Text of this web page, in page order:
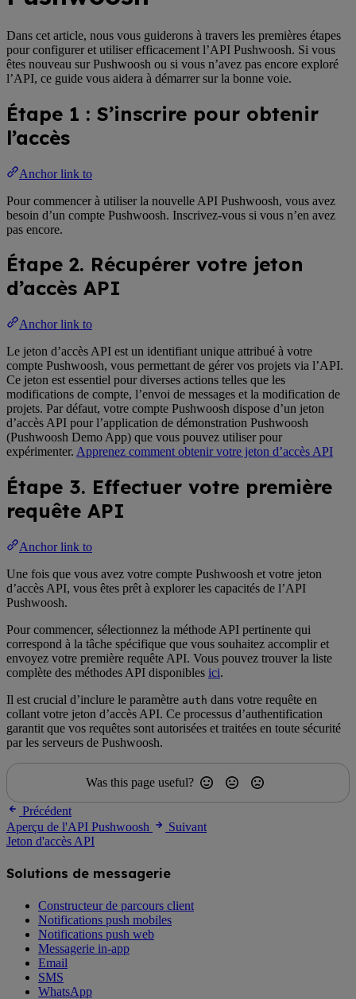
Dans cet article, nous vous guiderons à travers les premières étapes
pour configurer et utiliser efficacement l’API Pushwoosh. Si vous
êtes nouveau sur Pushwoosh ou si vous n’avez pas encore exploré
l’API, ce guide vous aidera à démarrer sur la bonne voie.
Étape 1 : S’inscrire pour obtenir
l’accès
Anchor link to
Pour commencer à utiliser la nouvelle API Pushwoosh, vous avez
besoin d’un compte Pushwoosh. Inscrivez-vous si vous n’en avez
pas encore.
Étape 2. Récupérer votre jeton
d’accès API
Anchor link to
Le jeton d’accès API est un identifiant unique attribué à votre
compte Pushwoosh, vous permettant de gérer vos projets via l’API.
Ce jeton est essentiel pour diverses actions telles que les
modifications de compte, l’envoi de messages et la modification de
projets. Par défaut, votre compte Pushwoosh dispose d’un jeton
d’accès API pour l’application de démonstration Pushwoosh
(Pushwoosh Demo App) que vous pouvez utiliser pour
expérimenter. Apprenez comment obtenir votre jeton d’accès API
Étape 3. Effectuer votre première
requête API
Anchor link to
Une fois que vous avez votre compte Pushwoosh et votre jeton
d’accès API, vous êtes prêt à explorer les capacités de l’API
Pushwoosh.
Pour commencer, sélectionnez la méthode API pertinente qui
correspond à la tâche spécifique que vous souhaitez accomplir et
envoyez votre première requête API. Vous pouvez trouver la liste
complète des méthodes API disponibles ici.
Il est crucial d’inclure le paramètre auth dans votre requête en
collant votre jeton d’accès API. Ce processus d’authentification
garantit que vos requêtes sont autorisées et traitées en toute sécurité
par les serveurs de Pushwoosh.
Was this page useful?
Précédent
Aperçu de l'API Pushwoosh
Suivant
Jeton d'accès API
Solutions de messagerie
Constructeur de parcours client
Notifications push mobiles
Notifications push web
Messagerie in-app
Email
SMS
WhatsApp